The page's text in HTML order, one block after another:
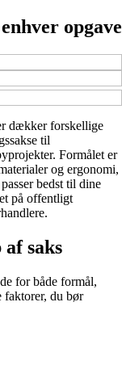
opgave
dækker forskellige
til
Formålet er
og ergonomi,
bedst til dine
på offentligt
saks
for både formål,
faktorer, du bør